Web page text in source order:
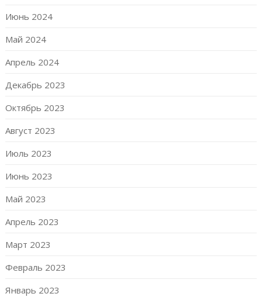
Июнь 2024
Май 2024
Апрель 2024
Декабрь 2023
Октябрь 2023
Август 2023
Июль 2023
Июнь 2023
Май 2023
Апрель 2023
Март 2023
Февраль 2023
Январь 2023